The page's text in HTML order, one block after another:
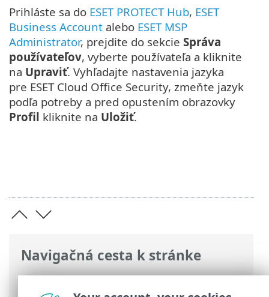
Navigačná cesta k stránke
ESET Online pomocník>ESET Cloud
Prihláste sa do ESET PROTECT Hub, ESET
Business Account alebo ESET MSP
Administrator, prejdite do sekcie Správa
používateľov, vyberte používateľa a kliknite
na Upraviť. Vyhľadajte nastavenia jazyka
pre ESET Cloud Office Security, zmeňte jazyk
podľa potreby a pred opustením obrazovky
Profil kliknite na Uložiť.